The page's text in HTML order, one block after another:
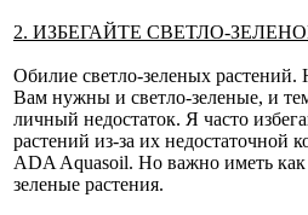
2. ИЗБЕГАЙТЕ СВЕТЛО-
Обилие светло-зеленых растений.
Вам нужны и светло-зеленые, и
личный недостаток. Я часто
растений из-за их недостаточной
ADA Aquasoil. Но важно иметь как
зеленые растения.